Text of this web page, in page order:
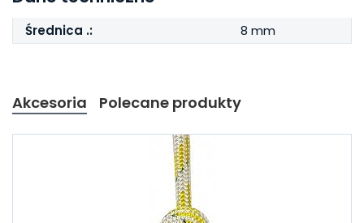
Średnica .: 8 mm
Akcesoria Polecane produkty